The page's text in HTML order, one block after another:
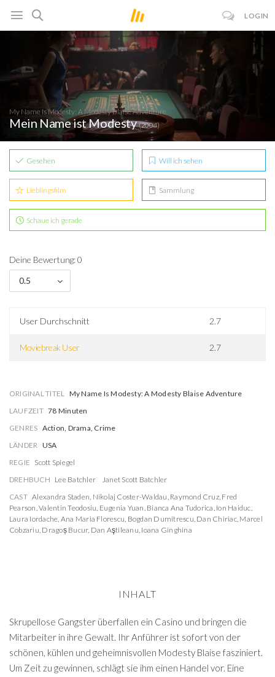
LOGIN
My Name Is Modesty: A Modesty Blaise Adventure
Mein Name ist Modesty(2004)
Gesehen Will ich sehen
Lieblingsfilm Sammlung
Schaue ich gerade
Deine Bewertung: 0
0.5
User Durchschnitt 2.7
Moviebreak User 2.7
ORIGINAL TITEL My Name Is Modesty: A Modesty Blaise Adventure
LAUFZEIT 78 Minuten
GENRES Action, Drama, Crime
LÄNDER USA
REGIE Scott Spiegel
DREHBUCH Lee Batchler
Janet Scott Batchler
CAST Alexandra Staden, Nikolaj Coster-Waldau, Raymond Cruz, Fred
Pearson,Valentin Teodosiu, Eugenia Yuan, Bianca Ana Tudorica, Ion Haiduc,
Laura Iordache, Ana Maria Florescu, Bogdan Dumitrescu, Dan Chiriac, Marcel
Cobzariu, Dragoș Bucur, Dan Aştileanu, Ioana Ginghina
INHALT
Skrupellose Gangster überfallen ein Casino und bringen die
Mitarbeiter in ihre Gewalt. Ihr Anführer ist sofort von der
schönen, kühlen und geheimnisvollen Modesty Blaise fasziniert.
Um Zeit zu gewinnen, schlägt sie ihm einen Handel vor. Eine